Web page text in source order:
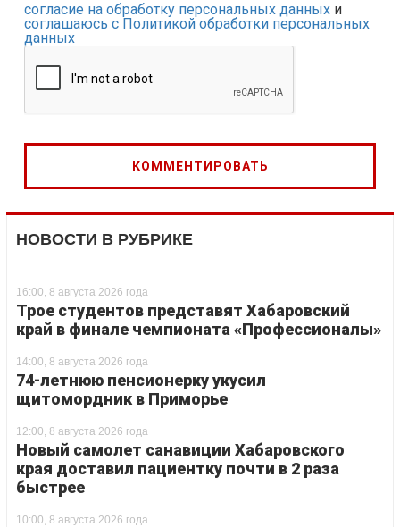
согласие на обработку персональных данных и
соглашаюсь с Политикой обработки персональных
данных
НОВОСТИ В РУБРИКЕ
16:00, 8 августа 2026 года
Трое студентов представят Хабаровский
край в финале чемпионата «Профессионалы»
14:00, 8 августа 2026 года
74-летнюю пенсионерку укусил
щитомордник в Приморье
12:00, 8 августа 2026 года
Новый самолет санавиции Хабаровского
края доставил пациентку почти в 2 раза
быстрее
10:00, 8 августа 2026 года